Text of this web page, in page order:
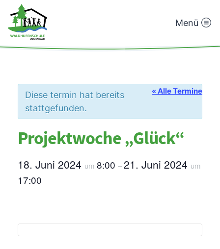
Waldhufenschule
Menü
« Alle Termine
Diese termin hat bereits
stattgefunden.
Projektwoche „Glück“
18. Juni 2024 um 8:00 – 21. Juni 2024 um
17:00